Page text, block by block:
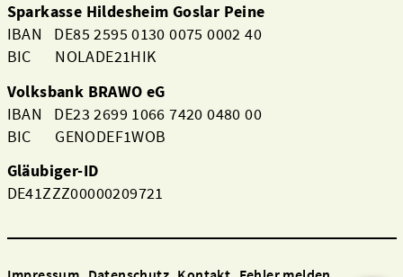
Sparkasse Hildesheim Goslar Peine
IBAN DE85 2595 0130 0075 0002 40
BIC NOLADE21HIK
Volksbank BRAWO eG
IBAN DE23 2699 1066 7420 0480 00
BIC GENODEF1WOB
Gläubiger-ID
DE41ZZZ00000209721